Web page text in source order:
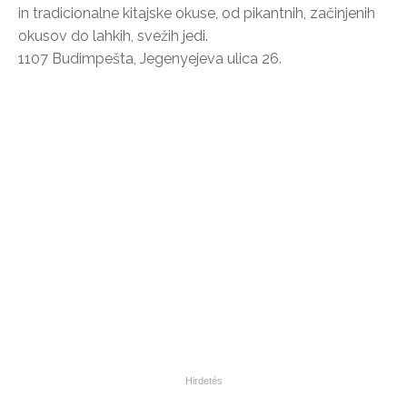
in tradicionalne kitajske okuse, od pikantnih, začinjenih
okusov do lahkih, svežih jedi.
1107 Budimpešta, Jegenyejeva ulica 26.